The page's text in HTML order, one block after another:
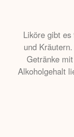
Liköre gibt
und
Getränke
Alkoholgehalt